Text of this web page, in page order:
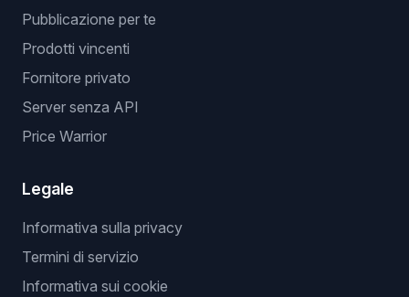
Pubblicazione per te
Prodotti vincenti
Fornitore privato
Server senza API
Price Warrior
Legale
Informativa sulla privacy
Termini di servizio
Informativa sui cookie